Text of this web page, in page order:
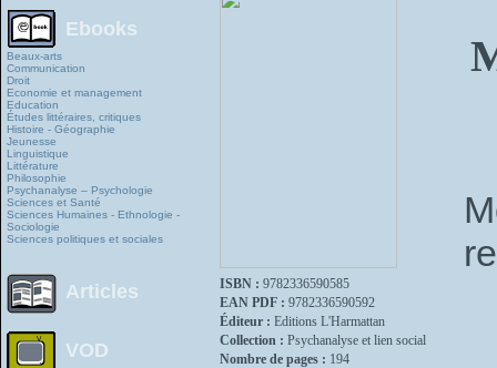
Ebooks
Beaux-arts
Communication
Droit
Economie et management
Education
Études littéraires, critiques
Histoire - Géographie
Jeunesse
Linguistique
Littérature
Philosophie
Psychanalyse – Psychologie
Sciences et Santé
Sciences Humaines - Ethnologie -
Sociologie
Sciences politiques et sociales
Articles
VOD
ISBN : 9782336590585
EAN PDF : 9782336590592
Éditeur : Editions L'Harmattan
Collection : Psychanalyse et lien social
Nombre de pages : 194